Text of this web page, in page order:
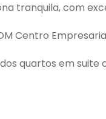
tranquila, com
Centro
quartos em